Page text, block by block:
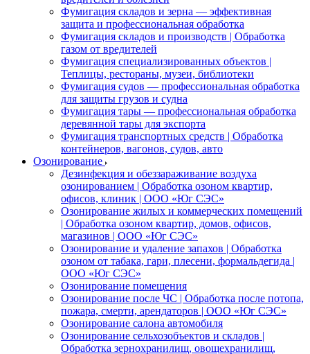
Фумигация складов и зерна — эффективная
защита и профессиональная обработка
Фумигация складов и производств | Обработка
газом от вредителей
Фумигация специализированных объектов |
Теплицы, рестораны, музеи, библиотеки
Фумигация судов — профессиональная обработка
для защиты грузов и судна
Фумигация тары — профессиональная обработка
деревянной тары для экспорта
Фумигация транспортных средств | Обработка
контейнеров, вагонов, судов, авто
Озонирование
Дезинфекция и обеззараживание воздуха
озонированием | Обработка озоном квартир,
офисов, клиник | ООО «Юг СЭС»
Озонирование жилых и коммерческих помещений
| Обработка озоном квартир, домов, офисов,
магазинов | ООО «Юг СЭС»
Озонирование и удаление запахов | Обработка
озоном от табака, гари, плесени, формальдегида |
ООО «Юг СЭС»
Озонирование помещения
Озонирование после ЧС | Обработка после потопа,
пожара, смерти, арендаторов | ООО «Юг СЭС»
Озонирование салона автомобиля
Озонирование сельхозобъектов и складов |
Обработка зернохранилищ, овощехранилищ,